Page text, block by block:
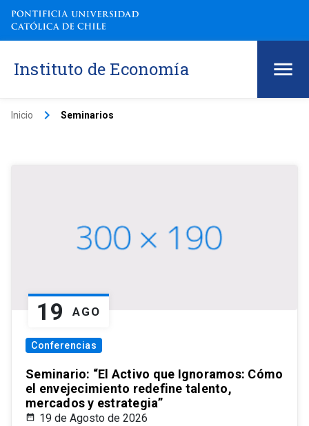
Instituto de Economía
Inicio keyboard_arrow_right Seminarios
19 AGO
Conferencias
Seminario: “El Activo que Ignoramos: Cómo
el envejecimiento redefine talento,
mercados y estrategia”
19 de Agosto de 2026